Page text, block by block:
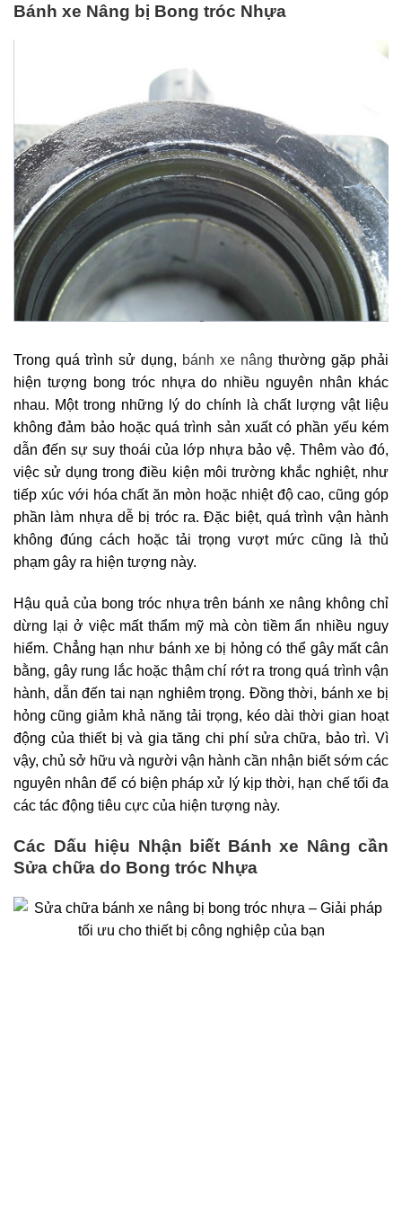
Bánh xe Nâng bị Bong tróc Nhựa
Trong quá trình sử dụng, bánh xe nâng thường gặp phải
hiện tượng bong tróc nhựa do nhiều nguyên nhân khác
nhau. Một trong những lý do chính là chất lượng vật liệu
không đảm bảo hoặc quá trình sản xuất có phần yếu kém
dẫn đến sự suy thoái của lớp nhựa bảo vệ. Thêm vào đó,
việc sử dụng trong điều kiện môi trường khắc nghiệt, như
tiếp xúc với hóa chất ăn mòn hoặc nhiệt độ cao, cũng góp
phần làm nhựa dễ bị tróc ra. Đặc biệt, quá trình vận hành
không đúng cách hoặc tải trọng vượt mức cũng là thủ
phạm gây ra hiện tượng này.
Hậu quả của bong tróc nhựa trên bánh xe nâng không chỉ
dừng lại ở việc mất thẩm mỹ mà còn tiềm ẩn nhiều nguy
hiểm. Chẳng hạn như bánh xe bị hỏng có thể gây mất cân
bằng, gây rung lắc hoặc thậm chí rớt ra trong quá trình vận
hành, dẫn đến tai nạn nghiêm trọng. Đồng thời, bánh xe bị
hỏng cũng giảm khả năng tải trọng, kéo dài thời gian hoạt
động của thiết bị và gia tăng chi phí sửa chữa, bảo trì. Vì
vậy, chủ sở hữu và người vận hành cần nhận biết sớm các
nguyên nhân để có biện pháp xử lý kịp thời, hạn chế tối đa
các tác động tiêu cực của hiện tượng này.
Các Dấu hiệu Nhận biết Bánh xe Nâng cần
Sửa chữa do Bong tróc Nhựa